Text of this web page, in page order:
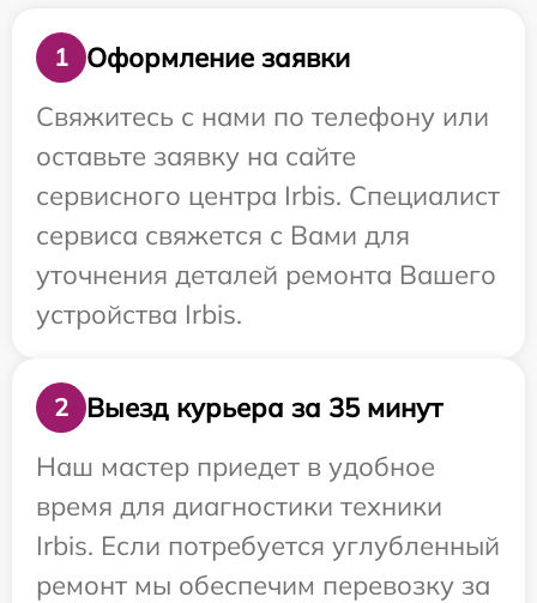
1
Оформление заявки
Свяжитесь с нами по телефону или
оставьте заявку на сайте
сервисного центра Irbis. Специалист
сервиса свяжется с Вами для
уточнения деталей ремонта Вашего
устройства Irbis.
2
Выезд курьера за 35 минут
Наш мастер приедет в удобное
время для диагностики техники
Irbis. Если потребуется углубленный
ремонт мы обеспечим перевозку за